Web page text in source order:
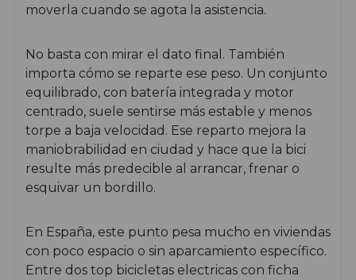
moverla cuando se agota la asistencia.
No basta con mirar el dato final. También
importa cómo se reparte ese peso. Un conjunto
equilibrado, con batería integrada y motor
centrado, suele sentirse más estable y menos
torpe a baja velocidad. Ese reparto mejora la
maniobrabilidad en ciudad y hace que la bici
resulte más predecible al arrancar, frenar o
esquivar un bordillo.
En España, este punto pesa mucho en viviendas
con poco espacio o sin aparcamiento específico.
Entre dos top bicicletas electricas con ficha